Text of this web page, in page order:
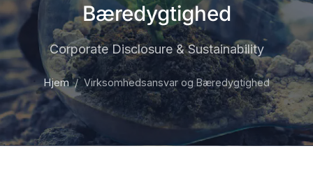
Bæredygtighed
Corporate Disclosure & Sustainability
Hjem Virksomhedsansvar og Bæredygtighed